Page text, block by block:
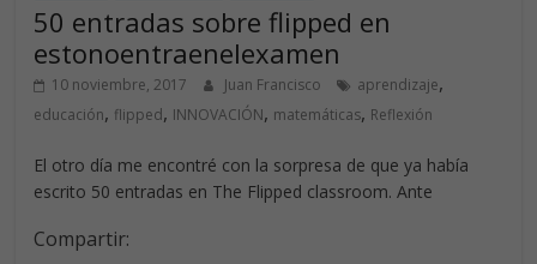
50 entradas sobre flipped en
estonoentraenelexamen
10 noviembre, 2017 Juan Francisco aprendizaje,
educación, flipped, INNOVACIÓN, matemáticas, Reflexión
El otro día me encontré con la sorpresa de que ya había
escrito 50 entradas en The Flipped classroom. Ante
Compartir: